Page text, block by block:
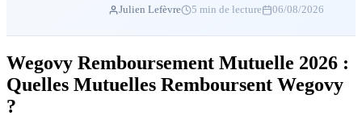
Julien Lefèvre 5 min de lecture 06/08/2026
Wegovy Remboursement Mutuelle 2026 :
Quelles Mutuelles Remboursent Wegovy
?